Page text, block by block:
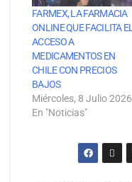
FARMEX, LA FARMACIA
ONLINE QUE FACILITA EL
ACCESO A
MEDICAMENTOS EN
CHILE CON PRECIOS
BAJOS
Miércoles, 8 Julio 2026
En "Noticias"